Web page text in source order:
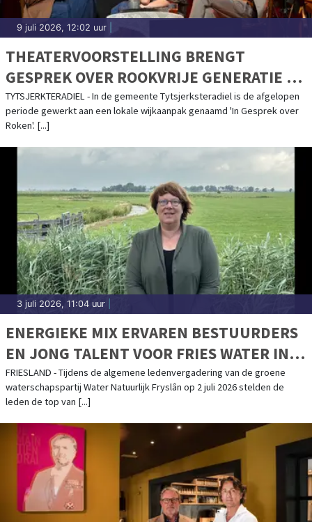
9 juli 2026, 12:02 uur
THEATERVOORSTELLING BRENGT
GESPREK OVER ROOKVRIJE GENERATIE OP
GANG
TYTSJERKTERADIEL - In de gemeente Tytsjerksteradiel is de afgelopen
periode gewerkt aan een lokale wijkaanpak genaamd 'In Gesprek over
Roken'. [...]
3 juli 2026, 11:04 uur
ENERGIEKE MIX ERVAREN BESTUURDERS
EN JONG TALENT VOOR FRIES WATER IN
DE BRES!
FRIESLAND - Tijdens de algemene ledenvergadering van de groene
waterschapspartij Water Natuurlijk Fryslân op 2 juli 2026 stelden de
leden de top van [...]